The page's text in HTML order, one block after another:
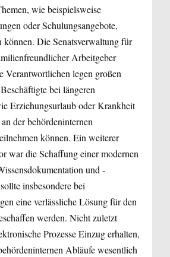
wie beispielsweise
oder Schulungsangebote,
können. Die Senatsverwaltung für
Arbeitgeber
Verantwortlichen legen großen
bei längeren
Erziehungsurlaub oder Krankheit
der behördeninternen
können. Ein weiterer
war die Schaffung einer modernen
und -
insbesondere bei
eine verlässliche Lösung für den
werden. Nicht zuletzt
Prozesse Einzug erhalten,
Abläufe wesentlich